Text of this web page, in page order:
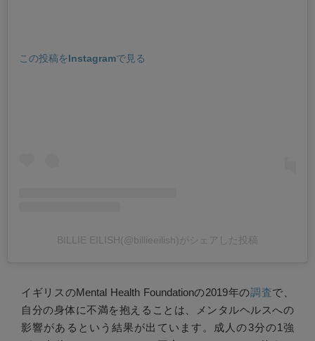
この投稿をInstagramで見る
BILLIE EILISH(@billieeilish)がシェアした投稿
イギリスのMental Health Foundationの2019年の調査で、
自分の身体に不満を抱えることは、メンタルヘルスへの
影響があるという結果が出ています。成人の3分の1強